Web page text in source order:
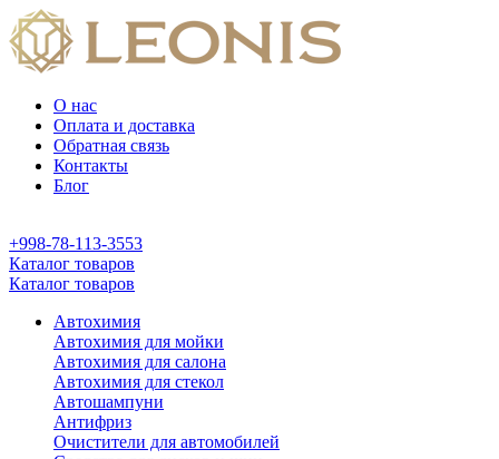
О нас
Оплата и доставка
Обратная связь
Контакты
Блог
+998-78-113-3553
Каталог товаров
Каталог товаров
Автохимия
Автохимия для мойки
Автохимия для салона
Автохимия для стекол
Автошампуни
Антифриз
Очистители для автомобилей